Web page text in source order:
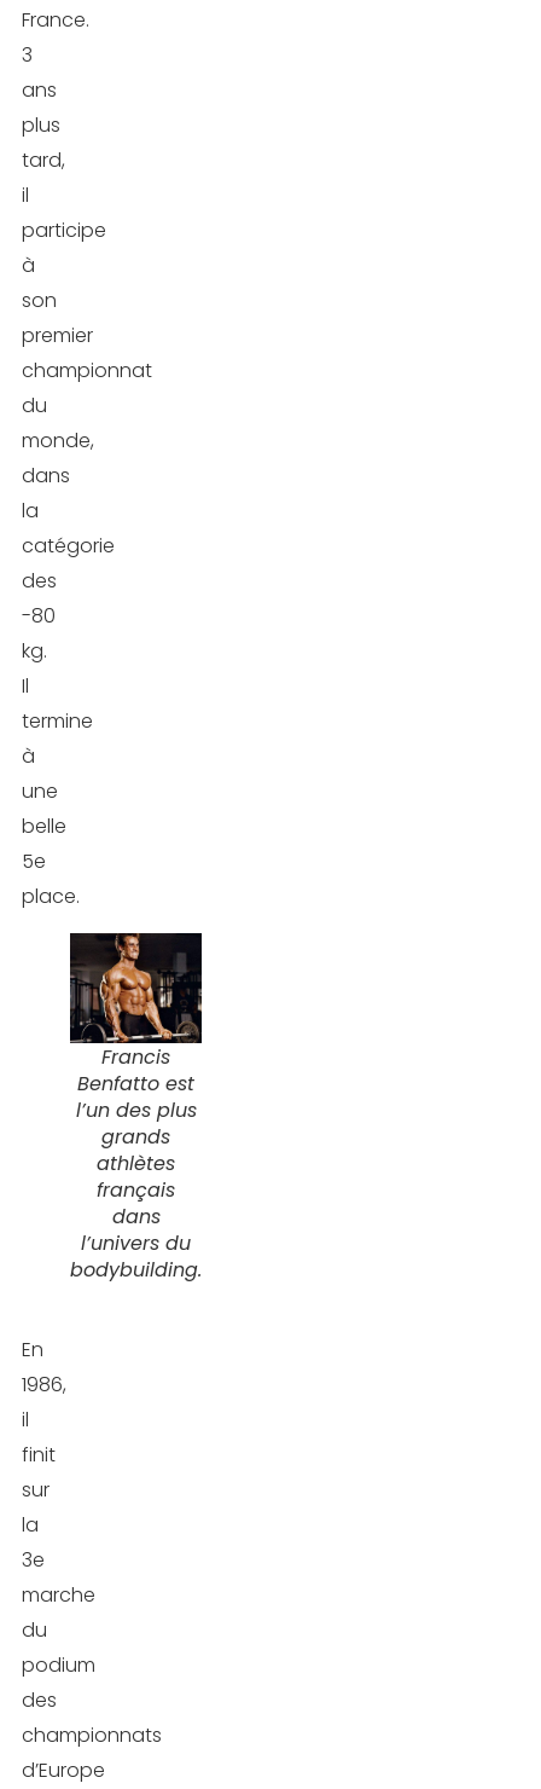
France.
3
ans
plus
tard,
il
participe
à
son
premier
championnat
du
monde,
dans
la
catégorie
des
-80
kg.
Il
termine
à
une
belle
5e
place.
Francis
Benfatto est
l’un des plus
grands
athlètes
français
dans
l’univers du
bodybuilding.
En
1986,
il
finit
sur
la
3e
marche
du
podium
des
championnats
d’Europe